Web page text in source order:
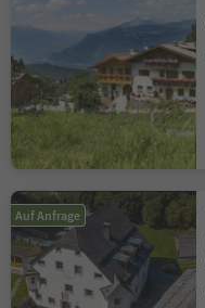
Auf Anfrage